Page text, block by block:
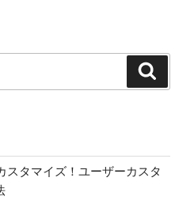
スタマイズ！ユーザーカスタ